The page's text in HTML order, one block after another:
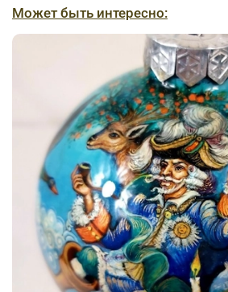
Может быть интересно: